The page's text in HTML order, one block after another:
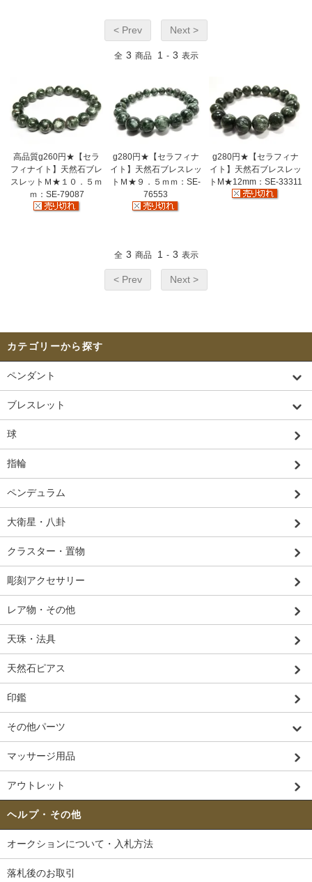
< Prev Next >
全 3 商品 1 - 3 表示
高品質g260円★【セラ
フィナイト】天然石ブレ
スレットＭ★１０．５ｍ
ｍ：SE-79087
g280円★【セラフィナ
イト】天然石ブレスレッ
トＭ★９．５ｍｍ：SE-
76553
g280円★【セラフィナ
イト】天然石ブレスレッ
トM★12mm：SE-33311
全 3 商品 1 - 3 表示
< Prev Next >
カテゴリーから探す
ペンダント
ブレスレット
球
指輪
ペンデュラム
大衛星・八卦
クラスター・置物
彫刻アクセサリー
レア物・その他
天珠・法具
天然石ピアス
印鑑
その他パーツ
マッサージ用品
アウトレット
ヘルプ・その他
オークションについて・入札方法
落札後のお取引